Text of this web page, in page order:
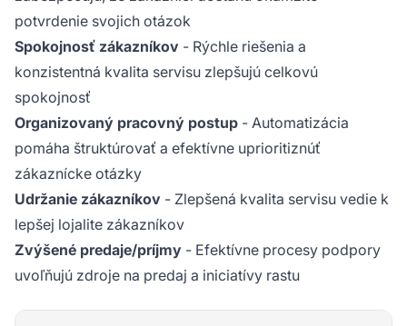
potvrdenie svojich otázok
Spokojnosť zákazníkov - Rýchle riešenia a
konzistentná kvalita servisu zlepšujú celkovú
spokojnosť
Organizovaný pracovný postup - Automatizácia
pomáha štruktúrovať a efektívne uprioritiznúť
zákaznícke otázky
Udržanie zákazníkov - Zlepšená kvalita servisu vedie k
lepšej lojalite zákazníkov
Zvýšené predaje/príjmy - Efektívne procesy podpory
uvoľňujú zdroje na predaj a iniciatívy rastu